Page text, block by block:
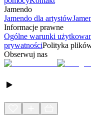
Jamendo
Jamendo dla artystów
Informacje prawne
Ogólne warunki
prywatnościPolityka
Obserwuj nas